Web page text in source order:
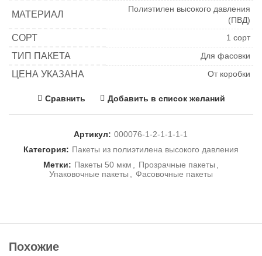
МАТЕРИАЛ
Полиэтилен высокого давления
(ПВД)
СОРТ 1 сорт
ТИП ПАКЕТА Для фасовки
ЦЕНА УКАЗАНА От коробки
Сравнить Добавить в список желаний
Артикул: 000076-1-2-1-1-1-1
Категория: Пакеты из полиэтилена высокого давления
Метки: Пакеты 50 мкм , Прозрачные пакеты ,
Упаковочные пакеты , Фасовочные пакеты
Похожие